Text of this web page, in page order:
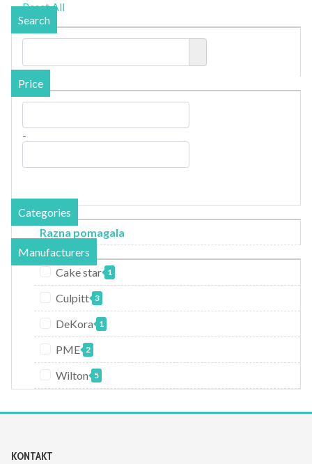
Reset All
Search
Price
-
Categories
Razna pomagala
Manufacturers
Cake star 1
Culpitt 3
DeKora 1
PME 2
Wilton 5
KONTAKT